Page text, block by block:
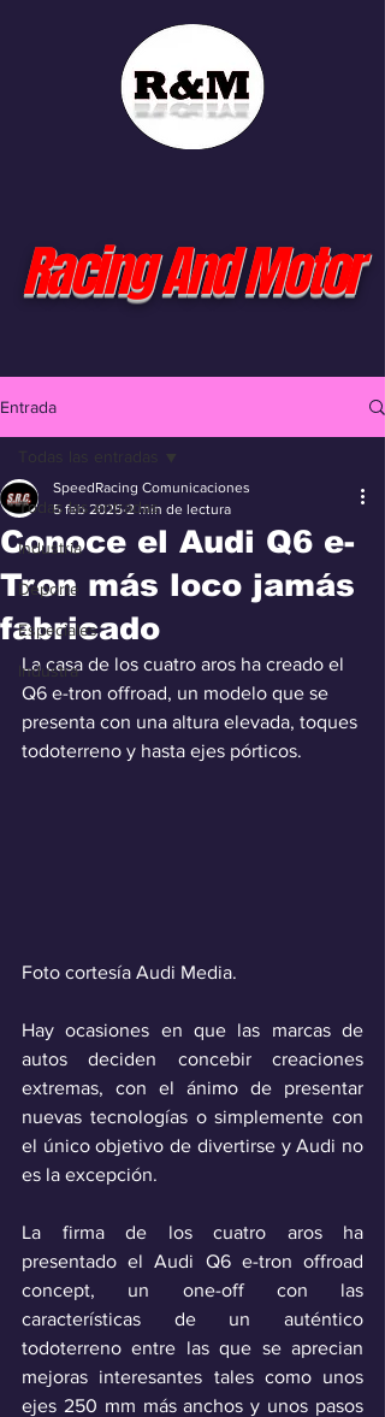
Racing And Motor
Entrada
Todas las entradas
Industria
Deporte
Especiales
Industra
Todas las entradas
Conoce el Audi Q6 e-
Tron más loco jamás
fabricado
SpeedRacing Comunicaciones
5 feb 2025 2 min de lectura
La casa de los cuatro aros ha creado el
Q6 e-tron offroad, un modelo que se
presenta con una altura elevada, toques
todoterreno y hasta ejes pórticos.
Foto cortesía Audi Media.
Hay ocasiones en que las marcas de
autos deciden concebir creaciones
extremas, con el ánimo de presentar
nuevas tecnologías o simplemente con
el único objetivo de divertirse y Audi no
es la excepción.
La firma de los cuatro aros ha
presentado el Audi Q6 e-tron offroad
concept, un one-off con las
características de un auténtico
todoterreno entre las que se aprecian
mejoras interesantes tales como unos
ejes 250 mm más anchos y unos pasos